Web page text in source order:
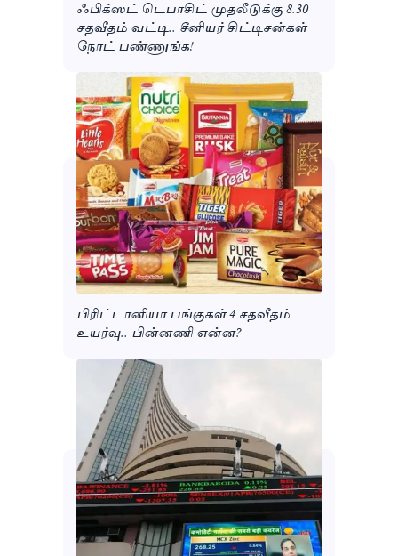
ஃபிக்ஸட் டெபாசிட் முதலீடுக்கு 8.30
சதவீதம் வட்டி.. சீனியர் சிட்டிசன்கள்
நோட் பண்ணுங்க!
பிரிட்டானியா பங்குகள் 4 சதவீதம்
உயர்வு.. பின்னணி என்ன?